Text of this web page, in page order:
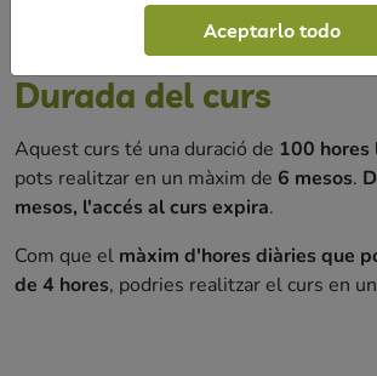
Durada del curs
Aquest curs té una duració de 100 hores
pots realitzar en un màxim de 6 mesos.
mesos, l'accés al curs expira.
Com que el màxim d'hores diàries que
de 4 hores, podries realitzar el curs en
Aceptarlo todo